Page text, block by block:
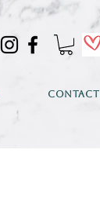
CONTACT